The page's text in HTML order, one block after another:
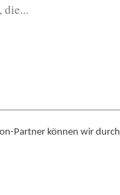
die...
Partner können wir